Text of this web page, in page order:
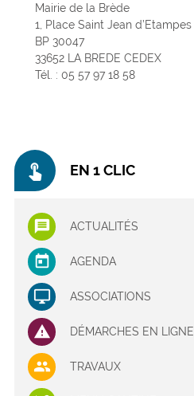
Mairie de la Brède
1, Place Saint Jean d’Etampes
BP 30047
33652 LA BREDE CEDEX
Tél. : 05 57 97 18 58
touch_app EN 1 CLIC
ACTUALITÉS
AGENDA
ASSOCIATIONS
DÉMARCHES EN LIGNE
TRAVAUX